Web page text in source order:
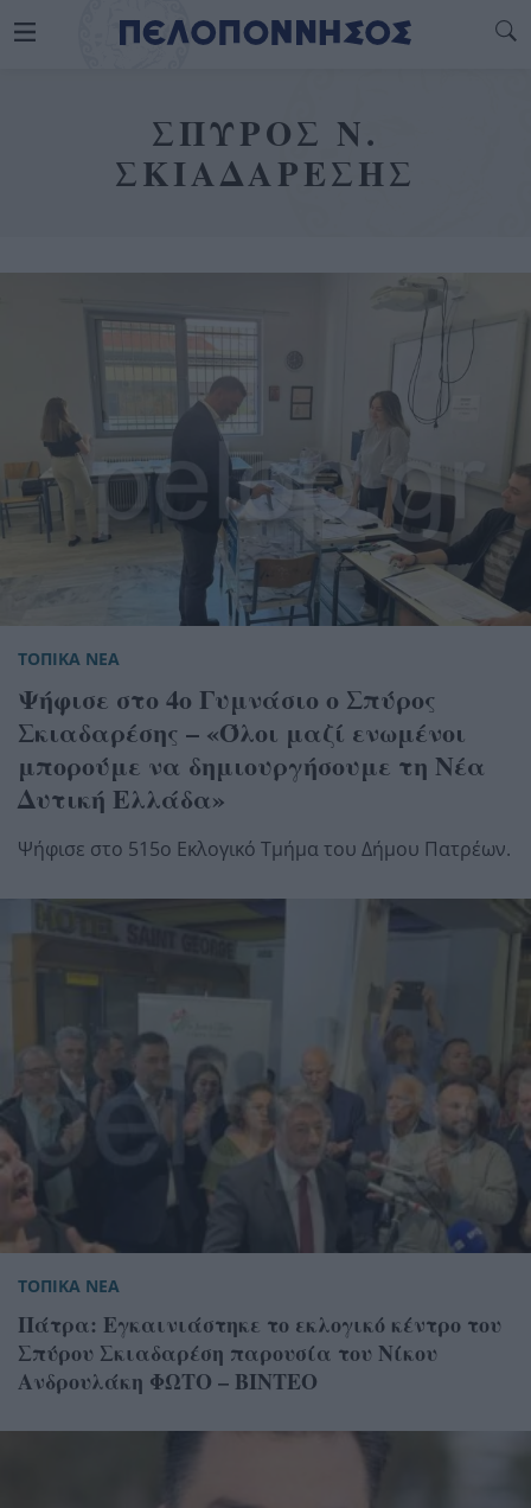
ΣΠΥΡΟΣ Ν.
ΣΚΙΑΔΑΡΕΣΗΣ
ΤΟΠΙΚΑ ΝΕΑ
Ψήφισε στο 4ο Γυμνάσιο ο Σπύρος
Σκιαδαρέσης – «Όλοι μαζί ενωμένοι
μπορούμε να δημιουργήσουμε τη Νέα
Δυτική Ελλάδα»
Ψήφισε στο 515ο Εκλογικό Τμήμα του Δήμου Πατρέων.
ΤΟΠΙΚΑ ΝΕΑ
Πάτρα: Εγκαινιάστηκε το εκλογικό κέντρο του
Σπύρου Σκιαδαρέση παρουσία του Νίκου
Ανδρουλάκη ΦΩΤΟ – ΒΙΝΤΕΟ